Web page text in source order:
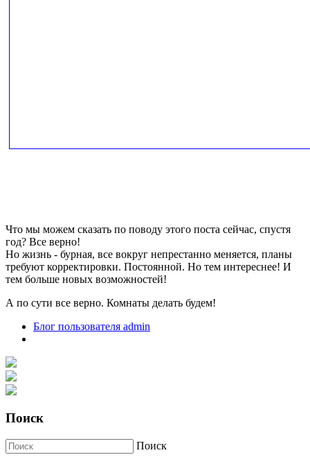
Что мы можем сказать по поводу этого поста сейчас, спустя
год? Все верно!
Но жизнь - бурная, все вокруг непрестанно меняется, планы
требуют корректировки. Постоянной. Но тем интереснее! И
тем больше новых возможностей!
А по сути все верно. Комнаты делать будем!
Блог пользователя admin
Поиск
Поиск